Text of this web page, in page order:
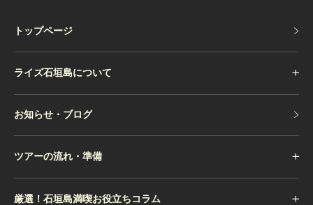
トップページ
ライズ石垣島について
お知らせ・ブログ
ツアーの流れ・準備
厳選！石垣島満喫お役立ちコラム